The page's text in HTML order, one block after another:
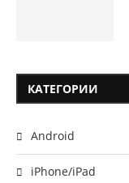
КАТЕГОРИИ
Android
iPhone/iPad